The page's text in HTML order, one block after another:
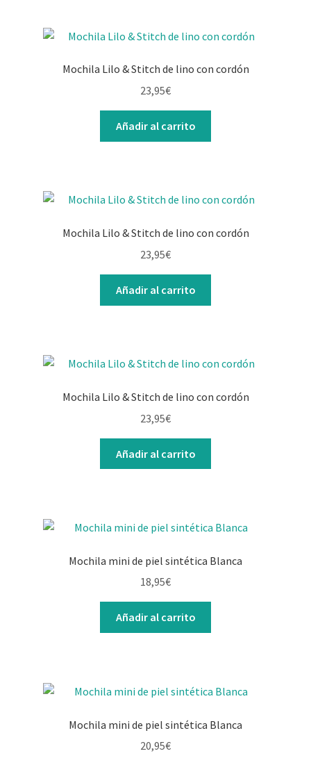
Mochila Lilo & Stitch de lino con cordón
23,95€
Añadir al carrito
Mochila Lilo & Stitch de lino con cordón
23,95€
Añadir al carrito
Mochila Lilo & Stitch de lino con cordón
23,95€
Añadir al carrito
Mochila mini de piel sintética Blanca
18,95€
Añadir al carrito
Mochila mini de piel sintética Blanca
20,95€